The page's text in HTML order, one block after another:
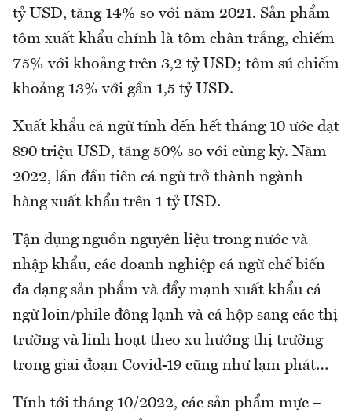
tỷ USD, tăng 14% so với năm 2021. Sản phẩm
tôm xuất khẩu chính là tôm chân trắng, chiếm
75% với khoảng trên 3,2 tỷ USD; tôm sú chiếm
khoảng 13% với gần 1,5 tỷ USD.
Xuất khẩu cá ngừ tính đến hết tháng 10 ước đạt
890 triệu USD, tăng 50% so với cùng kỳ. Năm
2022, lần đầu tiên cá ngừ trở thành ngành
hàng xuất khẩu trên 1 tỷ USD.
Tận dụng nguồn nguyên liệu trong nước và
nhập khẩu, các doanh nghiệp cá ngừ chế biến
đa dạng sản phẩm và đẩy mạnh xuất khẩu cá
ngừ loin/phile đông lạnh và cá hộp sang các thị
trường và linh hoạt theo xu hướng thị trường
trong giai đoạn Covid-19 cũng như lạm phát…
Tính tới tháng 10/2022, các sản phẩm mực –